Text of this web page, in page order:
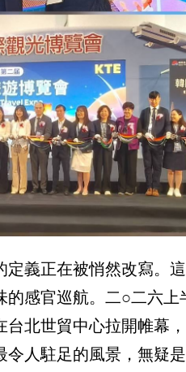
義正在被悄然改寫。
感官巡航。二○二六上
北世貿中心拉開帷幕
人駐足的風景，無疑